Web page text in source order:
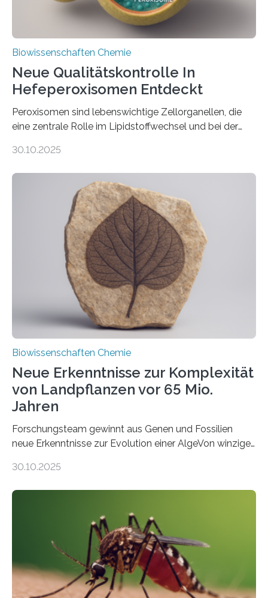
Biowissenschaften Chemie
Neue Qualitätskontrolle In
Hefeperoxisomen Entdeckt
Peroxisomen sind lebenswichtige Zellorganellen, die
eine zentrale Rolle im Lipidstoffwechsel und bei der
erfüllen können, müssen zahlreiche Enzyme präzise in
der Ruhr-Universität Bochum um Prof. Dr. Ralf Erdmann
und Dr. Ismaila Francis Yusuf hat nun einen bislang
unbekannten Qualitätskontrollmechanismus des
peroxisomalen Proteintransports in der Bäckerhefe
Saccharomyces cerevisiae entdeckt, der für die
Funktionsfähigkeit der Organellen entscheidend ist. Die
Studie wurde am 28. Oktober 2025 in der
Fachzeitschrift…
30.10.2025
Biowissenschaften Chemie
Neue Erkenntnisse zur Komplexität
von Landpflanzen vor 65 Mio.
Jahren
Forschungsteam gewinnt aus Genen und Fossilien
neue Erkenntnisse zur Evolution einer AlgeVon winzigen
Landpflanzen zählen zu den komplexesten
Grünalgen, die vor Hunderten von Millionen Jahren
lebten. Unter den Vorfahren sticht eine Gruppe heraus,
die noch heute in der Natur vorkommt: die
Süßwasseralge Coleochaetophyceae. Einige Arten
dieser Gruppe bilden aus Zellfäden dichte Geflechte
mit scheibenförmiger Gestalt. Was auffällig ist: Die
30.10.2025